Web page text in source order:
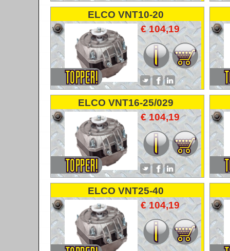
ELCO VNT10-20
VENTILATORMOTOR
FANMOTOR
€ 104,19
ELCO VNT16-25/029
VENTILATORMOTOR
FANMOTOR
€ 104,19
ELCO VNT25-40
VENTILATORMOTOR
FANMOTOR
€ 104,19